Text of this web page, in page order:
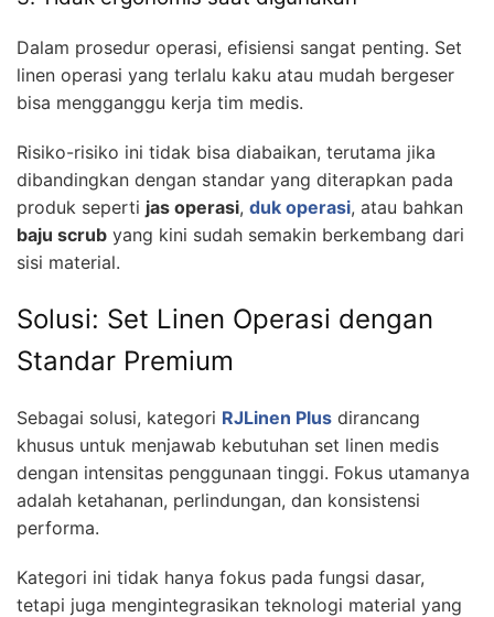
Dalam prosedur operasi, efisiensi sangat penting. Set
linen operasi yang terlalu kaku atau mudah bergeser
bisa mengganggu kerja tim medis.
Risiko-risiko ini tidak bisa diabaikan, terutama jika
dibandingkan dengan standar yang diterapkan pada
produk seperti jas operasi, duk operasi, atau bahkan
baju scrub yang kini sudah semakin berkembang dari
sisi material.
Solusi: Set Linen Operasi dengan
Standar Premium
Sebagai solusi, kategori RJLinen Plus dirancang
khusus untuk menjawab kebutuhan set linen medis
dengan intensitas penggunaan tinggi. Fokus utamanya
adalah ketahanan, perlindungan, dan konsistensi
performa.
Kategori ini tidak hanya fokus pada fungsi dasar,
tetapi juga mengintegrasikan teknologi material yang